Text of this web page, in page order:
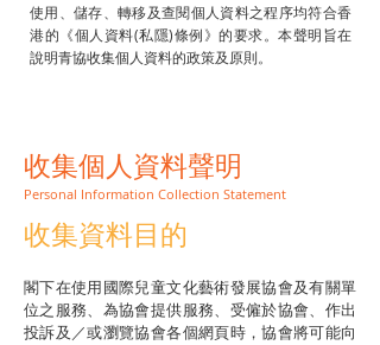
使用、儲存、轉移及查閱個人資料之程序均符合香
港的《個人資料(私隱)條例》的要求。本聲明旨在
說明青協收集個人資料的政策及原則。
收集個人資料聲明
Personal Information Collection Statement
收集資料目的
閣下在使用國際兒童文化藝術發展協會及有關單
位之服務、為協會提供服務、受僱於協會、作出
投訴及／或瀏覽協會各個網頁時，協會將可能向